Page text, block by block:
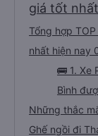
giá tốt nhất
Tổng hợp
nhất hiện nay
🚌 1. Xe
Bình
Những thắc
Ghế ngồi đi